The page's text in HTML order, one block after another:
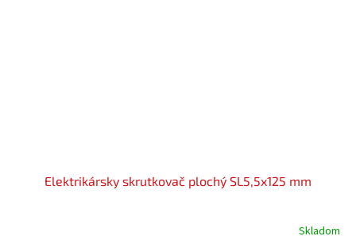
Elektrikársky skrutkovač plochý SL5,5x125 mm
Skladom